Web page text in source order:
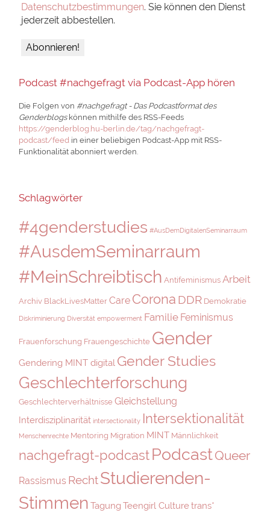
Datenschutzbestimmungen. Sie können den Dienst
jederzeit abbestellen.
Podcast #nachgefragt via Podcast-App hören
Die Folgen von #nachgefragt - Das Podcastformat des
Genderblogskönnen mithilfe des RSS-Feeds
https://genderblog.hu-berlin.de/tag/nachgefragt-
podcast/feed in einer beliebigen Podcast-App mit RSS-
Funktionalität abonniert werden.
Schlagwörter
#4genderstudies #AusDemDigitalenSeminarraum
#AusdemSeminarraum
#MeinSchreibtisch Antifeminismus Arbeit
Archiv BlackLivesMatter Care Corona DDR Demokratie
Diskriminierung Diversität empowerment Familie Feminismus
Frauenforschung Frauengeschichte Gender
Gendering MINT digital Gender Studies
Geschlechterforschung
Geschlechterverhältnisse Gleichstellung
Interdisziplinarität intersectionality Intersektionalität
Menschenrechte Mentoring Migration MINT Männlichkeit
nachgefragt-podcastPodcastQueer
Rassismus RechtStudierenden-
Stimmen Tagung Teengirl Culturetrans*